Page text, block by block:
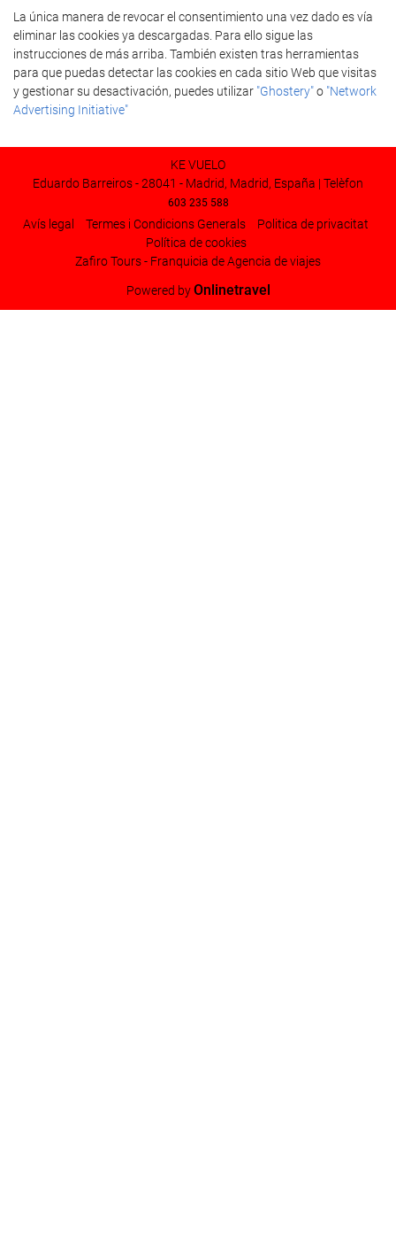
La única manera de revocar el consentimiento una vez dado es vía
eliminar las cookies ya descargadas. Para ello sigue las
instrucciones de más arriba. También existen tras herramientas
para que puedas detectar las cookies en cada sitio Web que visitas
y gestionar su desactivación, puedes utilizar "Ghostery"o "Network
Advertising Initiative"
KE VUELO
Eduardo Barreiros - 28041 - Madrid, Madrid, España | Telèfon
603 235 588
Avís legal Termes i Condicions Generals
Poli­tica de privacitat
Política de cookies
Zafiro Tours - Franquicia de Agencia de viajes
Powered byOnlinetravel